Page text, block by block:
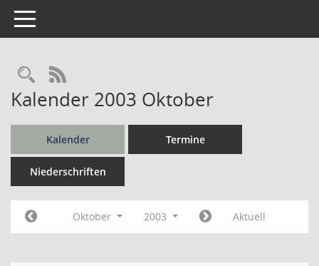
Toggle navigation
Rechercheauswahl
RSS-Feed
Kalender 2003 Oktober
Kalender Termine
Niederschriften
Oktober 2003 Aktuell